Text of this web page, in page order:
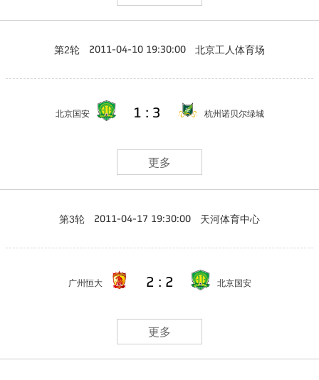
第2轮 2011-04-10 19:30:00 北京工人体育场
北京国安 1 : 3 杭州诺贝尔绿城
更多
第3轮 2011-04-17 19:30:00 天河体育中心
广州恒大 2 : 2 北京国安
更多